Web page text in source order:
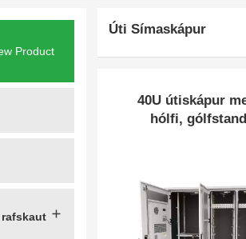
Product
Úti Símaskápur
40U útiskápur
hólfi,